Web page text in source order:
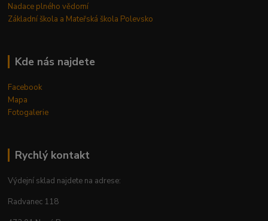
Nadace plného vědomí
Základní škola a Mateřská škola Polevsko
Kde nás najdete
Facebook
Mapa
Fotogalerie
Rychlý kontakt
Výdejní sklad najdete na adrese:
Radvanec 118